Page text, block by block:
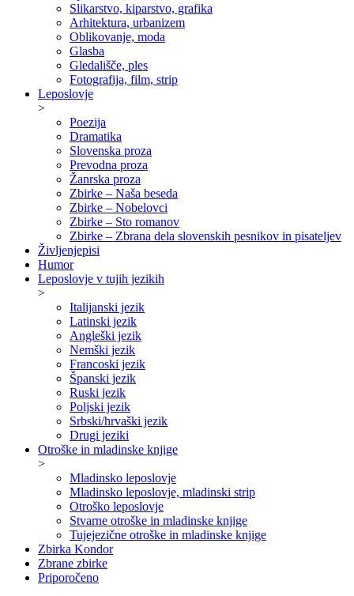
Slikarstvo, kiparstvo, grafika
Arhitektura, urbanizem
Oblikovanje, moda
Glasba
Gledališče, ples
Fotografija, film, strip
Leposlovje
>
Poezija
Dramatika
Slovenska proza
Prevodna proza
Žanrska proza
Zbirke – Naša beseda
Zbirke – Nobelovci
Zbirke – Sto romanov
Zbirke – Zbrana dela slovenskih pesnikov in pisateljev
Življenjepisi
Humor
Leposlovje v tujih jezikih
>
Italijanski jezik
Latinski jezik
Angleški jezik
Nemški jezik
Francoski jezik
Španski jezik
Ruski jezik
Poljski jezik
Srbski/hrvaški jezik
Drugi jeziki
Otroške in mladinske knjige
>
Mladinsko leposlovje
Mladinsko leposlovje, mladinski strip
Otroško leposlovje
Stvarne otroške in mladinske knjige
Tujejezične otroške in mladinske knjige
Zbirka Kondor
Zbrane zbirke
Priporočeno